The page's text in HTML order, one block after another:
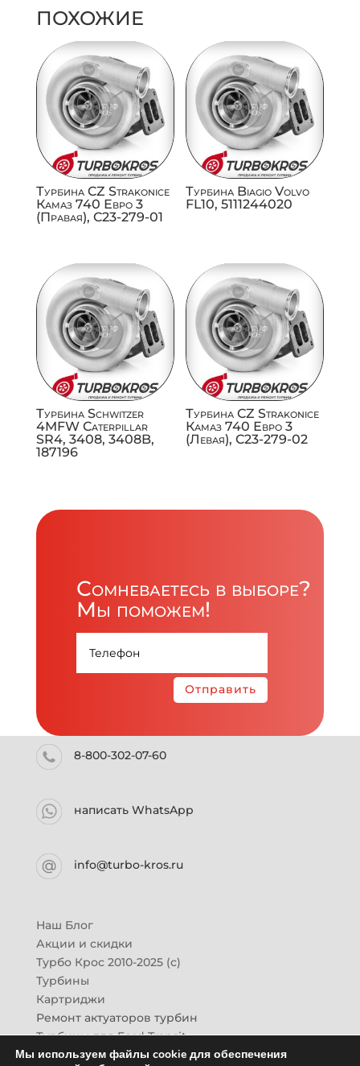
ПОХОЖИЕ
Турбина CZ Strakonice
Камаз 740 Евро 3
(Правая), C23-279-01
Турбина Biagio Volvo
FL10, 5111244020
Турбина Schwitzer
4MFW Caterpillar
SR4, 3408, 3408B,
187196
Турбина CZ Strakonice
Камаз 740 Евро 3
(Левая), C23-279-02
Сомневаетесь в выборе?
Мы поможем!
Отправить
8-800-302-07-60
написать WhatsApp
info@turbo-kros.ru
Наш Блог
Акции и скидки
Турбо Крос 2010-2025 (с)
Турбины
Картриджи
Ремонт актуаторов турбин
Турбины для Ford Transit
Турбины для Mazda CX-7
Мы используем файлы cookie для обеспечения